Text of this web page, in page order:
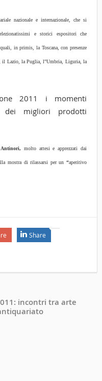
nazionale e internazionale, che si
e storici espositori che
in primis, la Toscana, con presenze
il Lazio, la Puglia, l‟Umbria, Liguria, la
2011 i momenti
dei migliori prodotti
Antinori, molto attesi e apprezzati dai
mostra di rilassarsi per un“aperitivo
Share
incontri tra arte